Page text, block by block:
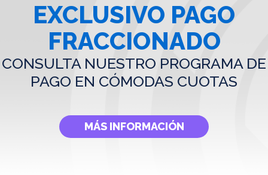
EXCLUSIVO PAGO
FRACCIONADO
CONSULTA NUESTRO PROGRAMA DE
PAGO EN CÓMODAS CUOTAS
MÁS INFORMACIÓN